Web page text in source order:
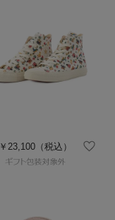
￥23,100 （税込）